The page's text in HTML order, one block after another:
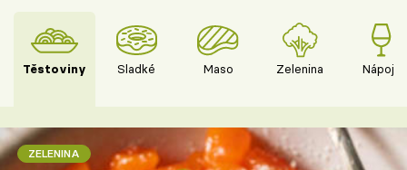
Těstoviny Sladké Maso Zelenina Nápoje
ZELENINA